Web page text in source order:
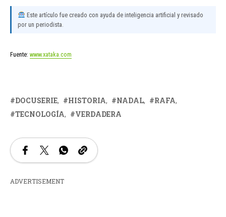
Este artículo fue creado con ayuda de inteligencia artificial y revisado
por un periodista.
Fuente: www.xataka.com
DOCUSERIE HISTORIA NADAL
RAFA
TECNOLOGÍA
VERDADERA
ADVERTISEMENT